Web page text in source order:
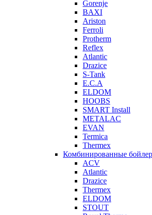
Gorenje
BAXI
Ariston
Ferroli
Protherm
Reflex
Atlantic
Drazice
S-Tank
E.C.A
ELDOM
HOOBS
SMART Install
METALAC
EVAN
Termica
Thermex
Комбинированные
ACV
Atlantic
Drazice
Thermex
ELDOM
STOUT